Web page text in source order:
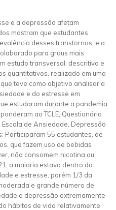
e a depressão afetam
mostram que estudantes
desses transtornos, e a
para graus mais
estudo transversal, descritivo e
quantitativos, realizado em uma
teve como objetivo analisar a
e do estresse em
estudaram durante a pandemia
ao TCLE, Questionário
de Ansiedade, Depressão
Participaram 55 estudantes, de
que fazem uso de bebidas
não consomem nicotina ou
a maioria estava dentro da
e estresse, porém 1/3 da
e grande número de
e depressão extremamente
hábitos de vida relativamente